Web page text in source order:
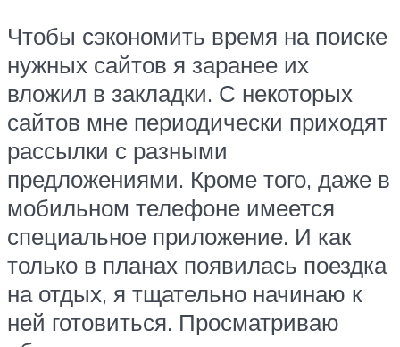
Чтобы сэкономить время на поиске
нужных сайтов я заранее их
вложил в закладки. С некоторых
сайтов мне периодически приходят
рассылки с разными
предложениями. Кроме того, даже в
мобильном телефоне имеется
специальное приложение. И как
только в планах появилась поездка
на отдых, я тщательно начинаю к
ней готовиться. Просматриваю